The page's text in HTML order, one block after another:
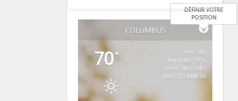
COLUMBUS
DÉFINIR VOTRE
POSITION
70°
clear sky
96% humidité
vent : 4m/s NO
MAX 72 • MIN 68